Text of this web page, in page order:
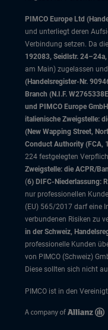
PIMCO Europe Ltd
und unterliegt deren
Verbindung setzen. Da
192083, Seidlstr.
am Main) zugelassen
(Handelsregister-Nr.
Branch (N.I.F.
und PIMCO Europe
italienische Zweigstelle:
(New Wapping Street,
Conduct Authority (FCA,
224 festgelegten
Zweigstelle: die ACPR/
(6) DIFC-Niederlassung:
nur professionellen
(EU) 565/2017 darf eine
verbundenen Risiken zu
in der Schweiz,
professionelle Kunden
von PIMCO (Schweiz)
Diese sollten sich nicht
PIMCO ist in den